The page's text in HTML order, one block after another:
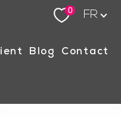
0 Langue
FR
blog contact